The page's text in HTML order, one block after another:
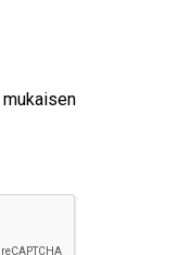
mukaisen